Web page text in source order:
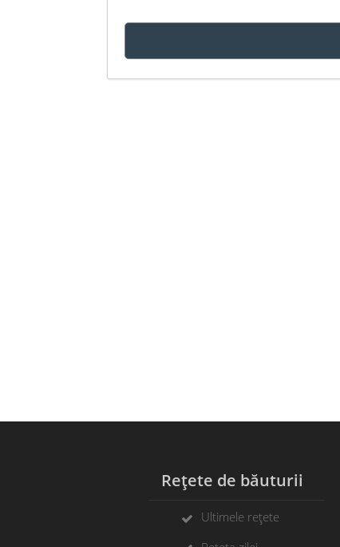
Rețete de băuturii
Ultimele rețete